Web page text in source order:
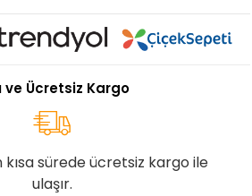
ve Ücretsiz Kargo
kısa sürede ücretsiz kargo ile
ulaşır.